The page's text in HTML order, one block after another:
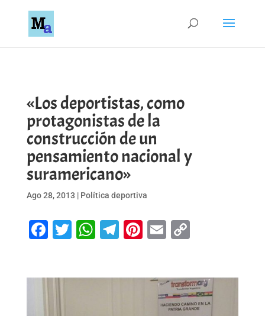
«Los deportistas, como
protagonistas de la
construcción de un
pensamiento nacional y
suramericano»
Ago 28, 2013 | Política deportiva
Facebook
Twitter
WhatsApp
Telegram
Pinterest
EmailCopy